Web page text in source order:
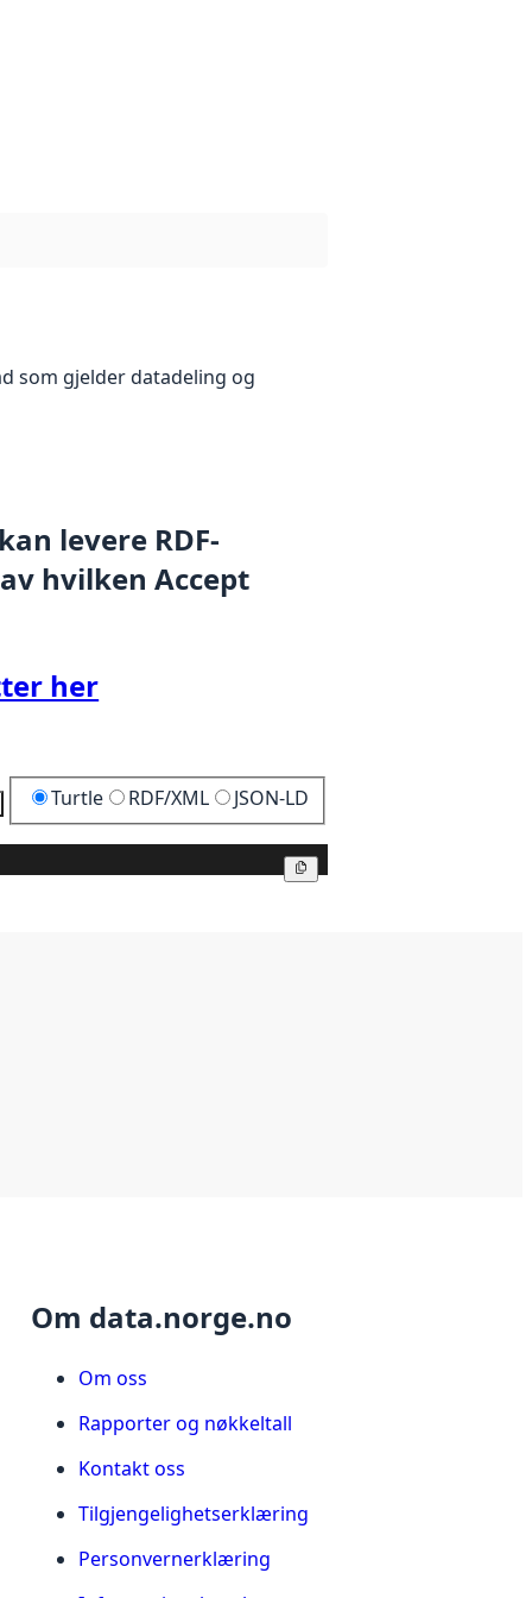
som gjelder datadeling og
levere RDF-
hvilken Accept
her
Kopier Turtle RDF/XML JSON-LD
Om data.norge.no
Om oss
Rapporter og nøkkeltall
Kontakt oss
Tilgjengelighetserklæring
Personvernerklæring